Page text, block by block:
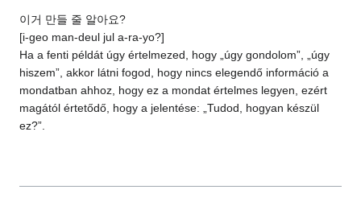
이거 만들 줄 알아요?
[i-geo man-deul jul a-ra-yo?]
Ha a fenti példát úgy értelmezed, hogy „úgy gondolom”, „úgy
hiszem”, akkor látni fogod, hogy nincs elegendő információ a
mondatban ahhoz, hogy ez a mondat értelmes legyen, ezért
magától értetődő, hogy a jelentése: „Tudod, hogyan készül
ez?”.